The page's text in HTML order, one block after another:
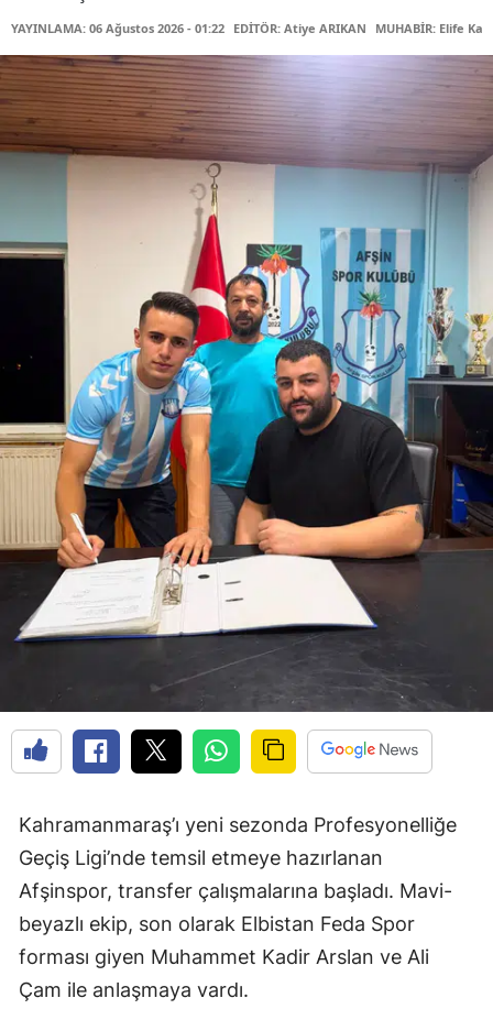
YAYINLAMA: 06 Ağustos 2026 - 01:22 EDİTÖR: Atiye ARIKAN MUHABİR: Elife
Kahramanmaraş’ı yeni sezonda Profesyonelliğe
Geçiş Ligi’nde temsil etmeye hazırlanan
Afşinspor, transfer çalışmalarına başladı. Mavi-
beyazlı ekip, son olarak Elbistan Feda Spor
forması giyen Muhammet Kadir Arslan ve Ali
Çam ile anlaşmaya vardı.